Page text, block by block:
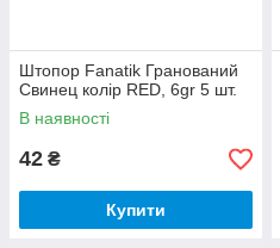
Штопор Fanatik Гранований
Свинец колір RED, 6gr 5 шт.
В наявності
42 ₴
Купити